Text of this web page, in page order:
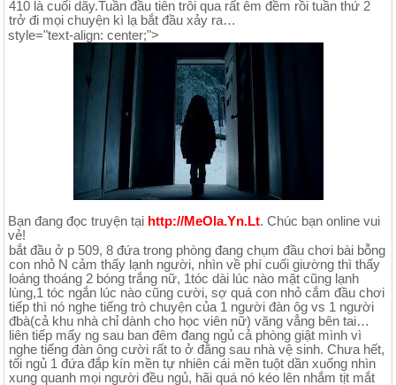
410 là cuối dãy.Tuần đầu tiên trôi qua rất êm đềm rồi tuần thứ 2
trở đi mọi chuyện kì lạ bắt đầu xảy ra…
style="text-align: center;">
Bạn đang đọc truyện tại http://MeOla.Yn.Lt. Chúc bạn online vui
vẻ!
bắt đầu ở p 509, 8 đứa trong phòng đang chụm đầu chơi bài bỗng
con nhỏ N cảm thấy lạnh người, nhìn về phí cuối giường thì thấy
loáng thoáng 2 bóng trắng nữ, 1tóc dài lúc nào mặt cũng lạnh
lùng,1 tóc ngắn lúc nào cũng cười, sợ quá con nhỏ cắm đầu chơi
tiếp thì nó nghe tiếng trò chuyện của 1 người đàn ôg vs 1 người
đbà(cả khu nhà chỉ dành cho học viên nữ) văng vẳng bên tai…
liên tiếp mấy ng sau ban đêm đang ngủ cả phòng giật mình vì
nghe tiếng đàn ông cười rất to ở đằng sau nhà vệ sinh. Chưa hết,
tối ngủ 1 đứa đắp kín mền tự nhiên cái mền tuột dần xuống nhìn
xung quanh mọi người đều ngủ, hãi quá nó kéo lên nhắm tịt mắt